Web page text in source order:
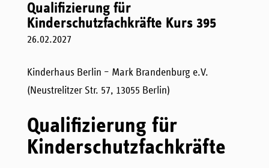
Qualifizierung für
Kinderschutzfachkräfte Kurs 395
26.02.2027
Kinderhaus Berlin – Mark Brandenburg e.V.
(Neustrelitzer Str. 57, 13055 Berlin)
Qualifizierung für
Kinderschutzfachkräfte